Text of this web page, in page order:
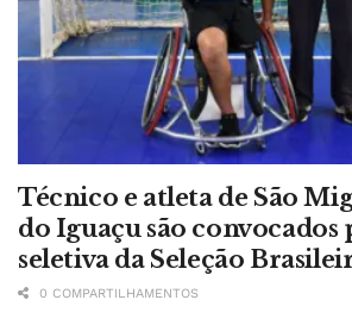
Técnico e atleta de São
do Iguaçu são convocados
seletiva da Seleção
0 COMPARTILHAMENTOS